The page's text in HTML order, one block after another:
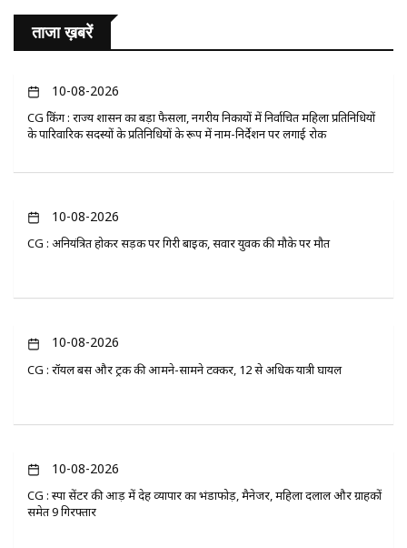
ताजा ख़बरें
10-08-2026
CG ब्रेकिंग : राज्य शासन का बड़ा फैसला, नगरीय निकायों में निर्वाचित महिला प्रतिनिधियों
के पारिवारिक सदस्यों के प्रतिनिधियों के रूप में नाम-निर्देशन पर लगाई रोक
10-08-2026
CG : अनियंत्रित होकर सड़क पर गिरी बाइक, सवार युवक की मौके पर मौत
10-08-2026
CG : रॉयल बस और ट्रक की आमने-सामने टक्कर, 12 से अधिक यात्री घायल
10-08-2026
CG : स्पा सेंटर की आड़ में देह व्यापार का भंडाफोड़, मैनेजर, महिला दलाल और ग्राहकों
समेत 9 गिरफ्तार